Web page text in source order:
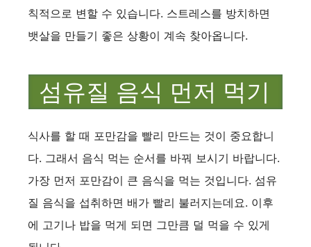
칙적으로 변할 수 있습니다. 스트레스를 방치하면
뱃살을 만들기 좋은 상황이 계속 찾아옵니다.
섬유질 음식 먼저 먹기
식사를 할 때 포만감을 빨리 만드는 것이 중요합니
다. 그래서 음식 먹는 순서를 바꿔 보시기 바랍니다.
가장 먼저 포만감이 큰 음식을 먹는 것입니다. 섬유
질 음식을 섭취하면 배가 빨리 불러지는데요. 이후
에 고기나 밥을 먹게 되면 그만큼 덜 먹을 수 있게